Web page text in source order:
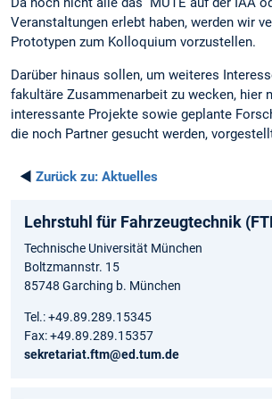
Veranstaltungen erlebt haben, werden wir
Prototypen zum Kolloquium vorzustellen.
Darüber hinaus sollen, um weiteres
fakultäre Zusammenarbeit zu wecken, hier
interessante Projekte sowie geplante
die noch Partner gesucht werden,
◄ Zurück zu: Aktuelles
Lehrstuhl für Fahrzeugtechnik
Technische Universität München
Boltzmannstr. 15
85748 Garching b. München
Tel.: +49.89.289.15345
Fax: +49.89.289.15357
sekretariat.ftm@ed.tum.de